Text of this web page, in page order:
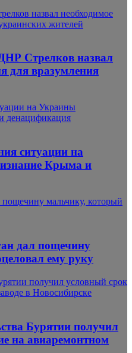
назвал необходимое
жителей
Стрелков назвал
для вразумления
на Украины
денацификация
ситуации на
Крыма и
мальчику, который
дал пощечину
ему руку
получил условный срок
в Новосибирске
Бурятии получил
на авиаремонтном